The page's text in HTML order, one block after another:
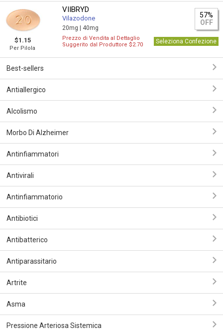
$1.15
Per Pilola
VIIBRYD
Vilazodone
20mg | 40mg
57%
OFF
Prezzo di Vendita al Dettaglio
Suggerito dal Produttore $2.70
Seleziona Confezione
Best-sellers
Antiallergico
Alcolismo
Morbo Di Alzheimer
Antinfiammatori
Antivirali
Antinfiammatorio
Antibiotici
Antibatterico
Antiparassitario
Artrite
Asma
Pressione Arteriosa Sistemica